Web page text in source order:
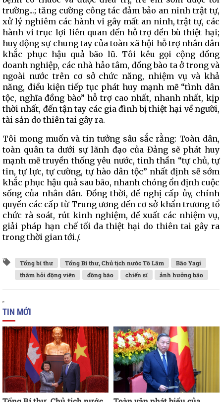
trường...; tăng cường công tác đảm bảo an ninh trật tự,
xử lý nghiêm các hành vi gây mất an ninh, trật tự, các
hành vi trục lợi liên quan đến hỗ trợ đền bù thiệt hại;
huy động sự chung tay của toàn xã hội hỗ trợ nhân dân
khắc phục hậu quả bão lũ. Tôi kêu gọi cộng đồng
doanh nghiệp, các nhà hảo tâm, đồng bào ta ở trong và
ngoài nước trên cơ sở chức năng, nhiệm vụ và khả
năng, điều kiện tiếp tục phát huy mạnh mẽ “tình dân
tộc, nghĩa đồng bào” hỗ trợ cao nhất, nhanh nhất, kịp
thời nhất, đến tận tay các gia đình bị thiệt hại về người,
tài sản do thiên tai gây ra.
Tôi mong muốn và tin tưởng sâu sắc rằng: Toàn dân,
toàn quân ta dưới sự lãnh đạo của Đảng sẽ phát huy
mạnh mẽ truyền thống yêu nước, tinh thần “tự chủ, tự
tin, tự lực, tự cường, tự hào dân tộc” nhất định sẽ sớm
khắc phục hậu quả sau bão, nhanh chóng ổn định cuộc
sống của nhân dân. Đồng thời, đề nghị cấp ủy, chính
quyền các cấp từ Trung ương đến cơ sở khẩn trương tổ
chức rà soát, rút kinh nghiệm, đề xuất các nhiệm vụ,
giải pháp hạn chế tối đa thiệt hại do thiên tai gây ra
trong thời gian tới./.
Tổng bí thư Tổng Bí thư, Chủ tịch nước Tô Lâm
Bão Yagi
thăm hỏi động viên
đồng bào chiến sĩ ảnh hưởng bão
TIN MỚI